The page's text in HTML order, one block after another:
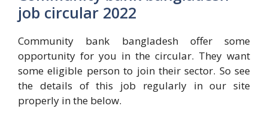
job circular 2022
Community bank bangladesh offer some
opportunity for you in the circular. They want
some eligible person to join their sector. So see
the details of this job regularly in our site
properly in the below.